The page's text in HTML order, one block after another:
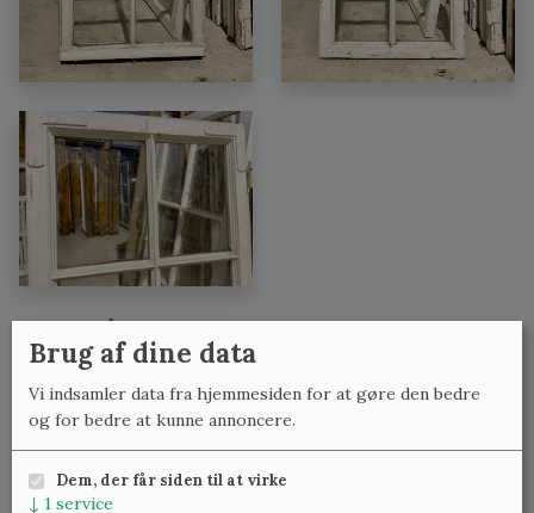
Se også:
Løse vinduer uden karme med lignende mål
Løse vinduer uden karme med lignende bredde
Løse vinduer uden karme med lignende højde
Brug af dine data
Vi indsamler data fra hjemmesiden for at gøre den bedre
og for bedre at kunne annoncere.
Dem, der får siden til at virke
↓ 1 service